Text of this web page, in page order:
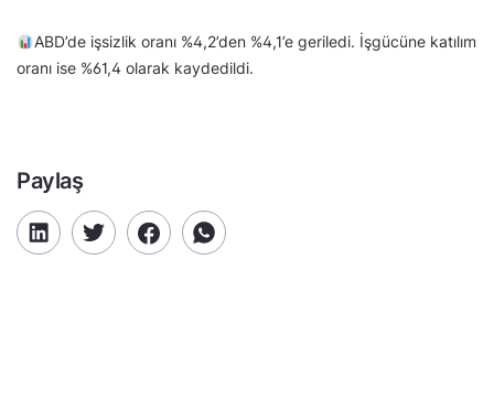
ABD’de işsizlik oranı %4,2’den %4,1’e geriledi. İşgücüne katılım
oranı ise %61,4 olarak kaydedildi.
Paylaş